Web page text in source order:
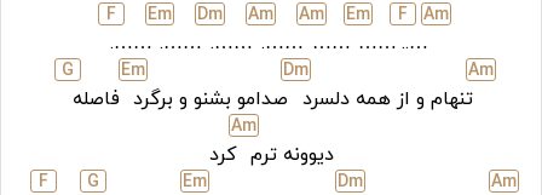
Am
…..
F
……
Em
……
Am
…….
Am
…….
Dm
…….
Em
…….
F
Am
تنهام و از همه دلسرد
Dm
صدامو بشنو و برگرد
Em
فاصله
G
دیوونه ترم
Am
کرد
Am
Dm
Em
G
F